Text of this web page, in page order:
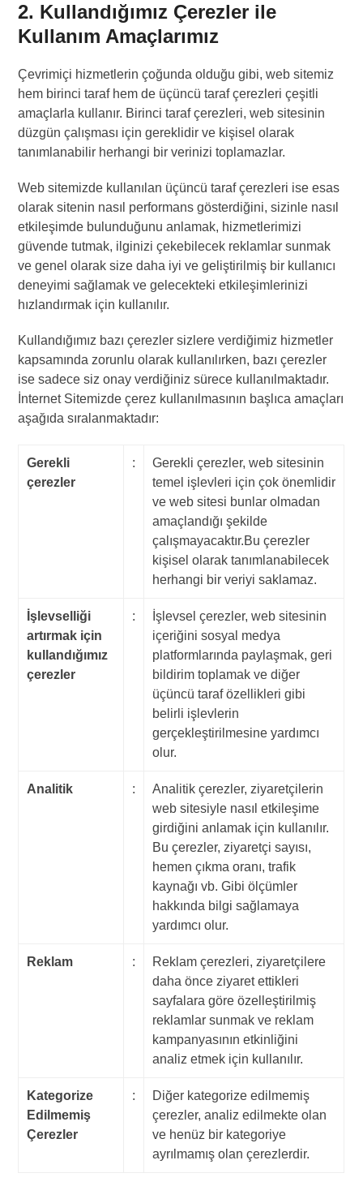
2. Kullandığımız Çerezler ile
Kullanım Amaçlarımız
Çevrimiçi hizmetlerin çoğunda olduğu gibi, web sitemiz
hem birinci taraf hem de üçüncü taraf çerezleri çeşitli
amaçlarla kullanır. Birinci taraf çerezleri, web sitesinin
düzgün çalışması için gereklidir ve kişisel olarak
tanımlanabilir herhangi bir verinizi toplamazlar.
Web sitemizde kullanılan üçüncü taraf çerezleri ise esas
olarak sitenin nasıl performans gösterdiğini, sizinle nasıl
etkileşimde bulunduğunu anlamak, hizmetlerimizi
güvende tutmak, ilginizi çekebilecek reklamlar sunmak
ve genel olarak size daha iyi ve geliştirilmiş bir kullanıcı
deneyimi sağlamak ve gelecekteki etkileşimlerinizi
hızlandırmak için kullanılır.
Kullandığımız bazı çerezler sizlere verdiğimiz hizmetler
kapsamında zorunlu olarak kullanılırken, bazı çerezler
ise sadece siz onay verdiğiniz sürece kullanılmaktadır.
İnternet Sitemizde çerez kullanılmasının başlıca amaçları
aşağıda sıralanmaktadır:
Gerekli
çerezler
:
Gerekli çerezler, web sitesinin
temel işlevleri için çok önemlidir
ve web sitesi bunlar olmadan
amaçlandığı şekilde
çalışmayacaktır.Bu çerezler
kişisel olarak tanımlanabilecek
herhangi bir veriyi saklamaz.
İşlevselliği
artırmak için
kullandığımız
çerezler
:
İşlevsel çerezler, web sitesinin
içeriğini sosyal medya
platformlarında paylaşmak, geri
bildirim toplamak ve diğer
üçüncü taraf özellikleri gibi
belirli işlevlerin
gerçekleştirilmesine yardımcı
olur.
Analitik :
Analitik çerezler, ziyaretçilerin
web sitesiyle nasıl etkileşime
girdiğini anlamak için kullanılır.
Bu çerezler, ziyaretçi sayısı,
hemen çıkma oranı, trafik
kaynağı vb. Gibi ölçümler
hakkında bilgi sağlamaya
yardımcı olur.
Reklam :
Reklam çerezleri, ziyaretçilere
daha önce ziyaret ettikleri
sayfalara göre özelleştirilmiş
reklamlar sunmak ve reklam
kampanyasının etkinliğini
analiz etmek için kullanılır.
Kategorize
Edilmemiş
Çerezler
:
Diğer kategorize edilmemiş
çerezler, analiz edilmekte olan
ve henüz bir kategoriye
ayrılmamış olan çerezlerdir.